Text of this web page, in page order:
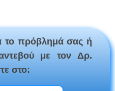
το πρόβλημά σας ή
με τον Δρ.
στο: